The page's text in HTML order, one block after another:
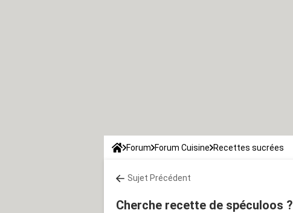
Forum Forum Cuisine Recettes sucrées
Sujet Précédent
Cherche recette de spéculoos ?